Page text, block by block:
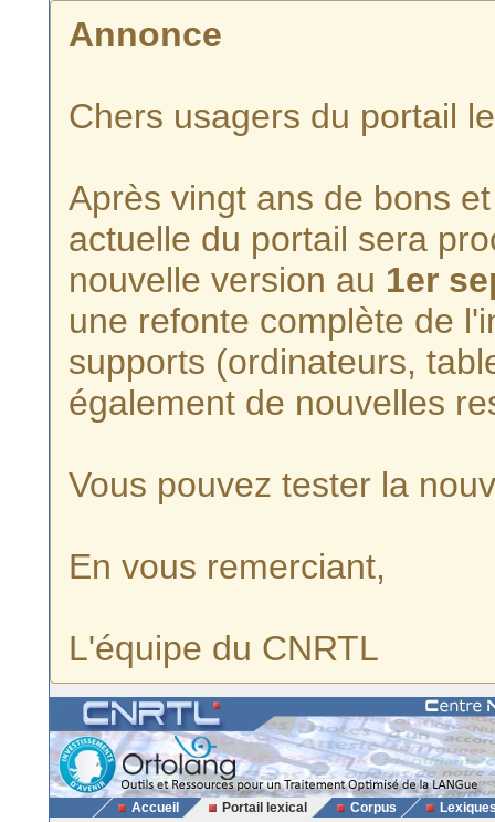
Annonce
Chers usagers du portail
Après vingt ans de bons
actuelle du portail sera
nouvelle version au 1er
une refonte complète de
supports (ordinateurs,
également de nouvelles
Vous pouvez tester la
En vous remerciant,
L'équipe du CNRTL
Accueil Portail lexical Corpus